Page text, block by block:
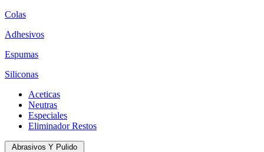
Colas
Adhesivos
Espumas
Siliconas
Aceticas
Neutras
Especiales
Eliminador Restos
Abrasivos Y Pulido